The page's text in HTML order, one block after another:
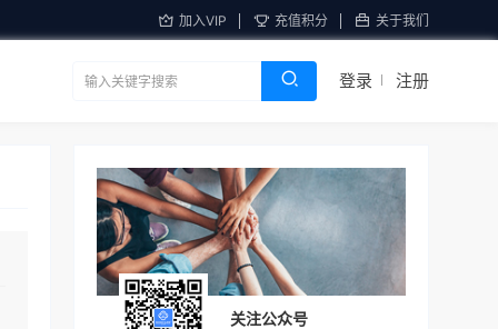
加入VIP 充值积分 关于我们
登录 注册
关注公众号